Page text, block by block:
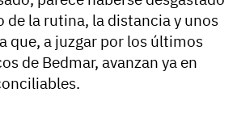
de la rutina, la distancia y unos
que, a juzgar por los últimos
de Bedmar, avanzan ya en
.